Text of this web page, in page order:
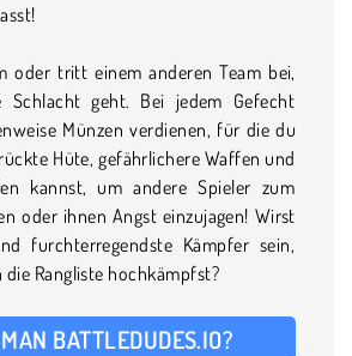
oder tritt einem anderen Team bei,
geht. Bei jedem Gefecht
Münzen verdienen, für die du
Hüte, gefährlichere Waffen und
kannst, um andere Spieler zum
oder ihnen Angst einzujagen! Wirst
furchterregendste Kämpfer sein,
Rangliste hochkämpfst?
BATTLEDUDES.IO?